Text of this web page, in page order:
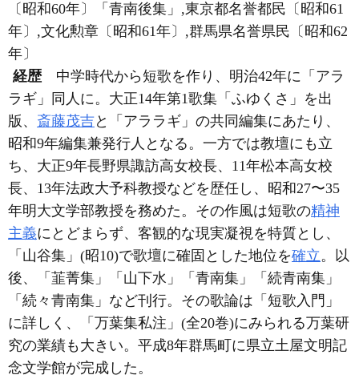
〔昭和60年〕「青南後集」,東京都名誉都民〔昭和61
年〕,文化勲章〔昭和61年〕,群馬県名誉県民〔昭和62
年〕
経歴
中学時代から短歌を作り、明治42年に「アラ
ラギ」同人に。大正14年第1歌集「ふゆくさ」を出
版、 斎藤茂吉と「アララギ」の共同編集にあたり、
昭和9年編集兼発行人となる。一方では教壇にも立
ち、大正9年長野県諏訪高女校長、11年松本高女校
長、13年法政大予科教授などを歴任し、昭和27〜35
年明大文学部教授を務めた。その作風は短歌の精神
主義にとどまらず、客観的な現実凝視を特質とし、
「山谷集」(昭10)で歌壇に確固とした地位を確立。以
後、「韮菁集」「山下水」「青南集」「続青南集」
「続々青南集」など刊行。その歌論は「短歌入門」
に詳しく、「万葉集私注」(全20巻)にみられる万葉研
究の業績も大きい。平成8年群馬町に県立土屋文明記
念文学館が完成した。